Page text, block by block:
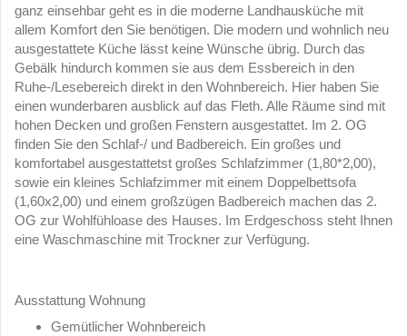
ganz einsehbar geht es in die moderne Landhausküche mit
allem Komfort den Sie benötigen. Die modern und wohnlich neu
ausgestattete Küche lässt keine Wünsche übrig. Durch das
Gebälk hindurch kommen sie aus dem Essbereich in den
Ruhe-/Lesebereich direkt in den Wohnbereich. Hier haben Sie
einen wunderbaren ausblick auf das Fleth. Alle Räume sind mit
hohen Decken und großen Fenstern ausgestattet. Im 2. OG
finden Sie den Schlaf-/ und Badbereich. Ein großes und
komfortabel ausgestattetst großes Schlafzimmer (1,80*2,00),
sowie ein kleines Schlafzimmer mit einem Doppelbettsofa
(1,60x2,00) und einem großzügen Badbereich machen das 2.
OG zur Wohlfühloase des Hauses. Im Erdgeschoss steht Ihnen
eine Waschmaschine mit Trockner zur Verfügung.
Ausstattung Wohnung
Gemütlicher Wohnbereich